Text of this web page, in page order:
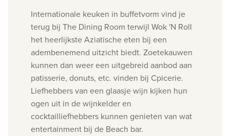
Internationale keuken in buffetvorm vind je
terug bij The Dining Room terwijl Wok 'N Roll
het heerlijkste Aziatische eten bij een
adembenemend uitzicht biedt. Zoetekauwen
kunnen dan weer een uitgebreid aanbod aan
patisserie, donuts, etc. vinden bij Cpicerie.
Liefhebbers van een glaasje wijn kijken hun
ogen uit in de wijnkelder en
cocktailliefhebbers kunnen genieten van wat
entertainment bij de Beach bar.